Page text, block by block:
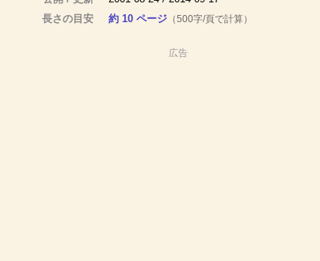
長さの目安
約 10 ページ（500字/頁で計算）
広告